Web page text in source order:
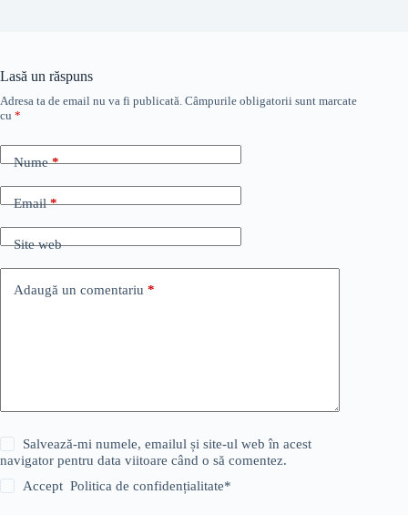
Lasă un răspuns
Adresa ta de email nu va fi publicată. Câmpurile obligatorii sunt marcate
cu *
Nume*
Email*
Site web
Adaugă un comentariu *
Salvează-mi numele, emailul și site-ul web în acest
navigator pentru data viitoare când o să comentez.
AcceptPolitica de confidențialitate*